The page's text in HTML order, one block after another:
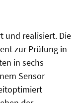
und realisiert. Die
zur Prüfung in
in sechs
Sensor